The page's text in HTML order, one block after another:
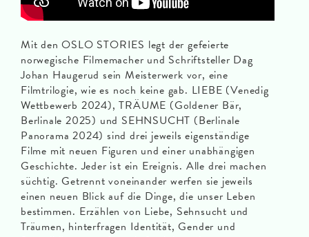
Mit den OSLO STORIES legt der gefeierte
norwegische Filmemacher und Schriftsteller Dag
Johan Haugerud sein Meisterwerk vor, eine
Filmtrilogie, wie es noch keine gab. LIEBE (Venedig
Wettbewerb 2024), TRÄUME (Goldener Bär,
Berlinale 2025) und SEHNSUCHT (Berlinale
Panorama 2024) sind drei jeweils eigenständige
Filme mit neuen Figuren und einer unabhängigen
Geschichte. Jeder ist ein Ereignis. Alle drei machen
süchtig. Getrennt voneinander werfen sie jeweils
einen neuen Blick auf die Dinge, die unser Leben
bestimmen. Erzählen von Liebe, Sehnsucht und
Träumen, hinterfragen Identität, Gender und